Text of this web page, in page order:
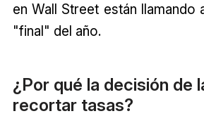
en Wall Street están
"final" del año.
¿Por qué la decisión de
recortar tasas?